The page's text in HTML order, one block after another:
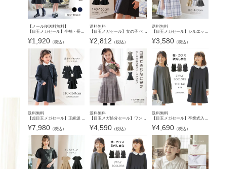
【メール便送料無料】
【目玉メガセール】半袖・長袖ベーシックフレアワンピースYUP12 ≪メール便優先商品≫
¥1,920（税込）
送料無料
【目玉メガセール】女の子 ベーシックスカート・キュロット 紺 黒TAK
¥2,812 （税込）
送料無料
【目玉メガセール】シルエットが美しいキャップスリーブのきれいめワンピース ジャンスカ 女の子 ワンピース 入学式 卒園式 卒業式 黒 チェック 子供服 入園式 卒服 フォーマル TAK キッズ 小学校 キャ
¥3,580（税込）
送料無料
【超目玉メガセール】正統派 長袖ブラウス付濃紺アンサンブル フォーマル スーツ 小学校女の子スーツ TAK
¥7,980（税込）
送料無料
【目玉メガ処分セール】ワンピース 入学式 女の子 チェック柄 清楚な白襟ワンピース 白襟 半袖 卒業式 ワンピース セレモニー 小学校 フォーマル キッズ キャサリンコテージ TAK
¥4,590 （税込）
送料無料
【目玉メガセール】卒業式入学式女の子ワンピース 白襟が清楚な令嬢 ワンピース スカラップレース白襟長袖ワンピース きちんとワンピース 喪服 お受験 入学式 キッズ キャサリンコテージ TAK
¥4,690（税込）